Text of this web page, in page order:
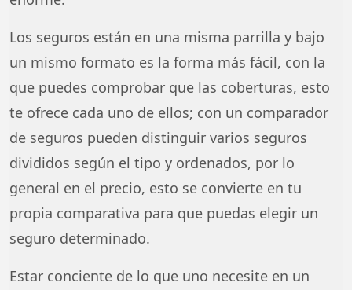
Los seguros están en una misma parrilla y bajo
un mismo formato es la forma más fácil, con la
que puedes comprobar que las coberturas, esto
te ofrece cada uno de ellos; con un comparador
de seguros pueden distinguir varios seguros
divididos según el tipo y ordenados, por lo
general en el precio, esto se convierte en tu
propia comparativa para que puedas elegir un
seguro determinado.
Estar conciente de lo que uno necesite en un